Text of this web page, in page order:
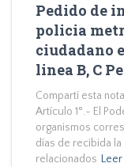
Pedido de
policia
ciudadano
linea B, C
Compartí esta
Artículo 1°.- El
organismos
días de recibida
relacionados